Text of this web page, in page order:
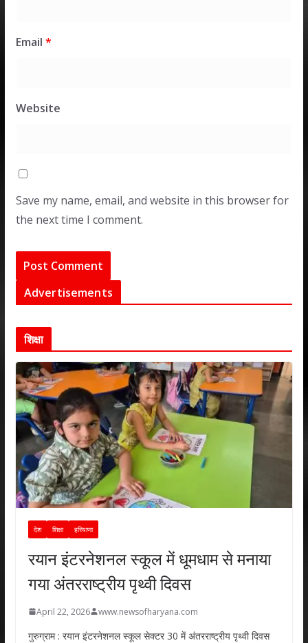
Email *
Website
Save my name, email, and website in this browser for
the next time I comment.
Advertisements
शिक्षा
देश शिक्षा हरियाणा
रयान इंटरनेशनल स्कूल में धूमधाम से मनाया
गया अंतरराष्ट्रीय पृथ्वी दिवस
April 22, 2026 www.newsofharyana.com
गुरुग्राम : रयान इंटरनेशनल स्कूल सेक्टर 30 में अंतरराष्ट्रीय पृथ्वी दिवस